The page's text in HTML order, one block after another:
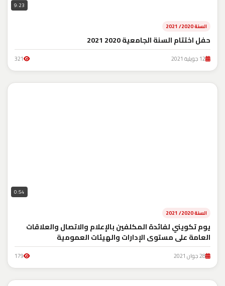
9:23
السنة 2020/ 2021
حفل اختتام السنة الجامعية 2020 2021
12 جويلية 2021 321
0:54
السنة 2020/ 2021
يوم تكويني لفائدة المكلفين بالإعلام والاتصال والعلاقات
العامة على مستوى الإدارات والهيئات العمومية
28 جوان 2021 179